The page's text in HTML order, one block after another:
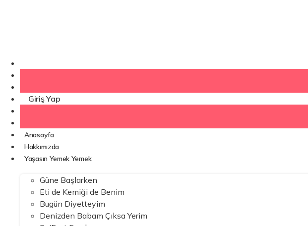
Giriş Yap
Anasayfa
Hakkımızda
Yaşasın Yemek Yemek
Güne Başlarken
Eti de Kemiği de Benim
Bugün Diyetteyim
Denizden Babam Çıksa Yerim